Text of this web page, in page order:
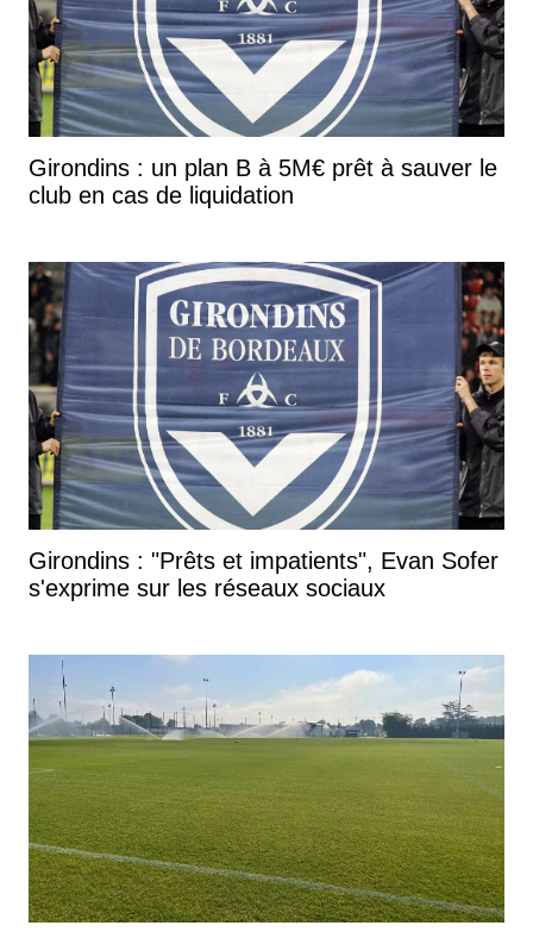
Girondins : un plan B à 5M€ prêt à sauver le
club en cas de liquidation
Girondins : "Prêts et impatients", Evan Sofer
s'exprime sur les réseaux sociaux